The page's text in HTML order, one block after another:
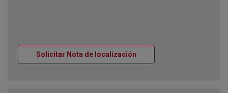
Solicitar Nota de localización